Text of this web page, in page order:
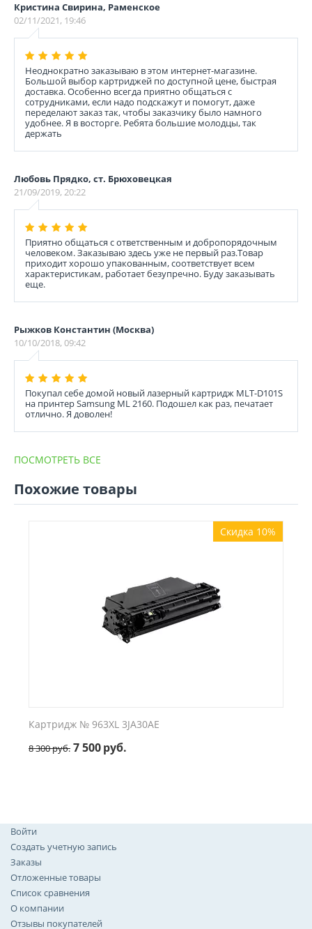
Кристина Свирина, Раменское
02/11/2021, 19:46
Неоднократно заказываю в этом интернет-магазине.
Большой выбор картриджей по доступной цене, быстрая
доставка. Особенно всегда приятно общаться с
сотрудниками, если надо подскажут и помогут, даже
переделают заказ так, чтобы заказчику было намного
удобнее. Я в восторге. Ребята большие молодцы, так
держать
Любовь Прядко, ст. Брюховецкая
21/09/2019, 20:22
Приятно общаться с ответственным и добропорядочным
человеком. Заказываю здесь уже не первый раз.Товар
приходит хорошо упакованным, соответствует всем
характеристикам, работает безупречно. Буду заказывать
еще.
Рыжков Константин (Москва)
10/10/2018, 09:42
Покупал себе домой новый лазерный картридж MLT-D101S
на принтер Sаmsung ML 2160. Подошел как раз, печатает
отлично. Я доволен!
ПОСМОТРЕТЬ ВСЕ
Похожие товары
Скидка 10%
Картридж № 963XL 3JA30AE
8 300руб. 7 500руб.
Войти
Создать учетную запись
Заказы
Отложенные товары
Список сравнения
О компании
Отзывы покупателей